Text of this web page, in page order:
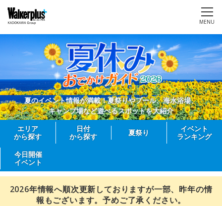
MENU
夏のイベント情報が満載！夏祭りやプール、海水浴場、
キャンプ場など遊べるスポットを大紹介
エリア
から探す
日付
から探す
夏祭り
イベント
ランキング
今日開催
イベント
2026年情報へ順次更新しておりますが一部、昨年の情
報もございます。予めご了承ください。